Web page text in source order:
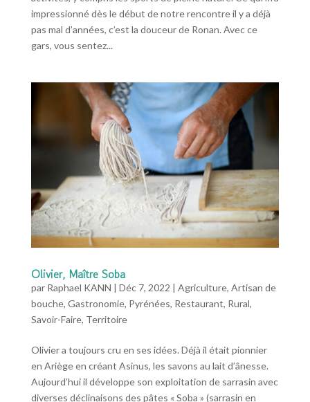
impressionné dès le début de notre rencontre il y a déjà
pas mal d’années, c’est la douceur de Ronan. Avec ce
gars, vous sentez...
Olivier, Maître Soba
par Raphael KANN | Déc 7, 2022 | Agriculture, Artisan de
bouche, Gastronomie, Pyrénées, Restaurant, Rural,
Savoir-Faire, Territoire
Olivier a toujours cru en ses idées. Déjà il était pionnier
en Ariège en créant Asinus, les savons au lait d’ânesse.
Aujourd’hui il développe son exploitation de sarrasin avec
diverses déclinaisons des pâtes « Soba » (sarrasin en